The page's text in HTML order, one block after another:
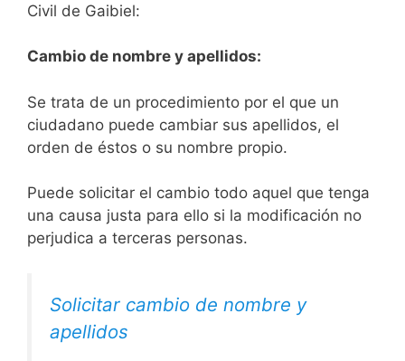
Civil de Gaibiel:
Cambio de nombre y apellidos:
Se trata de un procedimiento por el que un
ciudadano puede cambiar sus apellidos, el
orden de éstos o su nombre propio.
Puede solicitar el cambio todo aquel que tenga
una causa justa para ello si la modificación no
perjudica a terceras personas.
Solicitar cambio de nombre y
apellidos